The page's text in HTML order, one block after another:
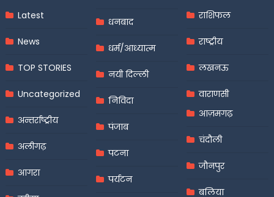
Latest
News
TOP STORIES
Uncategorized
अन्तर्राष्ट्रीय
अलीगढ़
आगरा
धनबाद
धर्म/आध्यात्म
नयी दिल्ली
निविदा
पंजाब
पटना
पर्यटन
राशिफल
राष्ट्रीय
लखनऊ
वाराणसी
आज़मगढ़
चंदौली
जौनपुर
बलिया